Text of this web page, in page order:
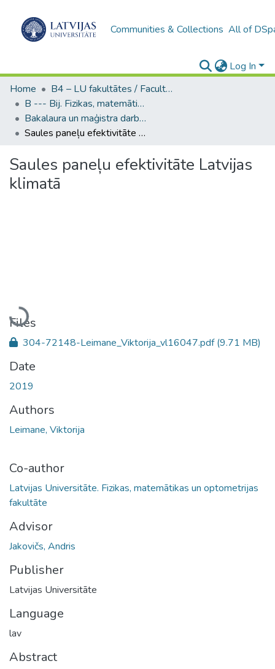
Communities & Collections All of
Log In
Home
B4 – LU fakultātes / Faculties of the UL
B --- Bij. Fizikas, matemātikas un optometrijas fakultātes studentu noslēguma darbi / Faculty of Physics, Mathematics and Optometry - Graduate works
Bakalaura un maģistra darbi (FMOF) / Bachelor's and Master's theses
Saules paneļu efektivitāte Latvijas klimatā
Saules paneļu efektivitāte Latvijas
klimatā
Loading...
Files
304-72148-Leimane_Viktorija_vl16047.pdf(9.71 MB)
Date
2019
Authors
Leimane, Viktorija
Co-author
Latvijas Universitāte. Fizikas, matemātikas un optometrijas
fakultāte
Advisor
Jakovičs, Andris
Publisher
Latvijas Universitāte
Language
lav
Abstract